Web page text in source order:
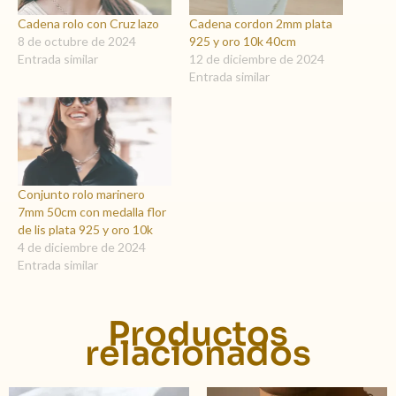
Cadena rolo con Cruz lazo
8 de octubre de 2024
Entrada similar
Cadena cordon 2mm plata
925 y oro 10k 40cm
12 de diciembre de 2024
Entrada similar
Conjunto rolo marinero
7mm 50cm con medalla flor
de lis plata 925 y oro 10k
4 de diciembre de 2024
Entrada similar
Productos
relacionados
Rango